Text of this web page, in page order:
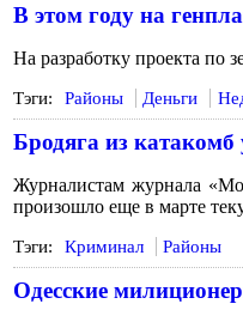
В этом году на
На разработку проекта по
Тэги: Районы Деньги
Бродяга из
Журналистам журнала
произошло еще в марте
Тэги: Криминал Районы
Одесские